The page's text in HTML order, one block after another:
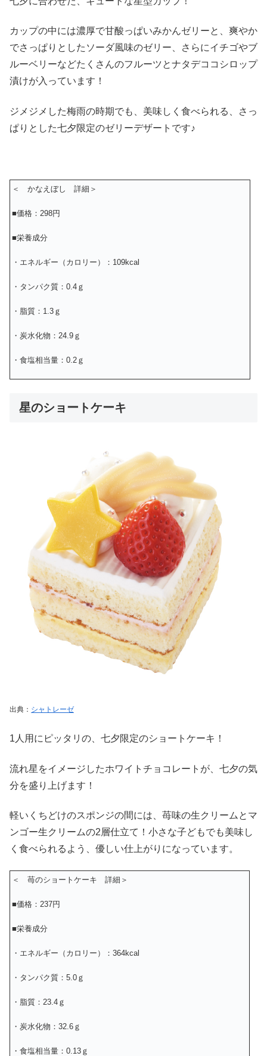
カップの中には濃厚で甘酸っぱいみかんゼリーと、爽やか
でさっぱりとしたソーダ風味のゼリー、さらにイチゴやブ
ルーベリーなどたくさんのフルーツとナタデココシロップ
漬けが入っています！
ジメジメした梅雨の時期でも、美味しく食べられる、さっ
ぱりとした七夕限定のゼリーデザートです♪
＜ かなえぼし 詳細＞
■価格：298円
■栄養成分
・エネルギー（カロリー）：109kcal
・タンパク質：0.4ｇ
・脂質：1.3ｇ
・炭水化物：24.9ｇ
・食塩相当量：0.2ｇ
星のショートケーキ
出典： シャトレーゼ
1人用にピッタリの、七夕限定のショートケーキ！
流れ星をイメージしたホワイトチョコレートが、七夕の気
分を盛り上げます！
軽いくちどけのスポンジの間には、苺味の生クリームとマ
ンゴー生クリームの2層仕立て！小さな子どもでも美味し
く食べられるよう、優しい仕上がりになっています。
＜ 苺のショートケーキ 詳細＞
■価格：237円
■栄養成分
・エネルギー（カロリー）：364kcal
・タンパク質：5.0ｇ
・脂質：23.4ｇ
・炭水化物：32.6ｇ
・食塩相当量：0.13ｇ